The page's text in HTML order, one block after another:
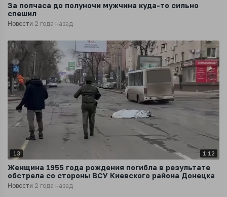
За полчаса до полуночи мужчина куда-то сильно
спешил
Новости 2 года назад
13 1:12
Женщина 1955 года рождения погибла в результате
обстрела со стороны ВСУ Киевского района Донецка
Новости 2 года назад